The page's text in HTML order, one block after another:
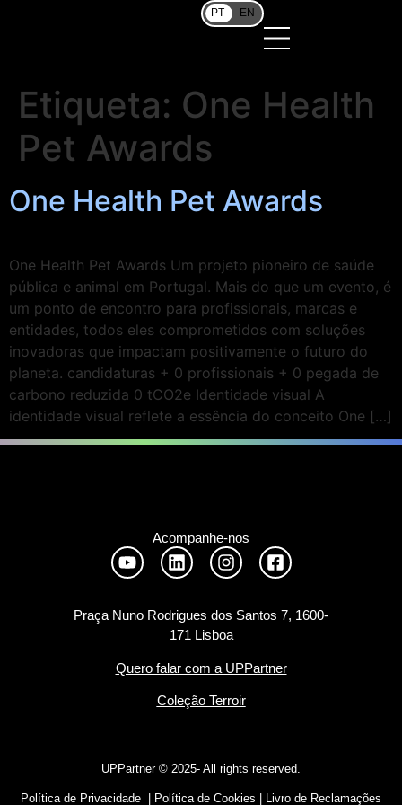
PT EN
Etiqueta: One Health
Pet Awards
One Health Pet Awards
One Health Pet Awards Um projeto pioneiro de saúde
pública e animal em Portugal. Mais do que um evento, é
um ponto de encontro para profissionais, marcas e
entidades, todos eles comprometidos com soluções
inovadoras que impactam positivamente o futuro do
planeta. candidaturas + 0 profissionais + 0 pegada de
carbono reduzida 0 tCO2e Identidade visual A
identidade visual reflete a essência do conceito One […]
Acompanhe-nos
Praça Nuno Rodrigues dos Santos 7, 1600-
171 Lisboa
Quero falar com a UPPartner
Coleção Terroir
UPPartner © 2025- All rights reserved.
Política de Privacidade Política de Cookies Livro de Reclamações